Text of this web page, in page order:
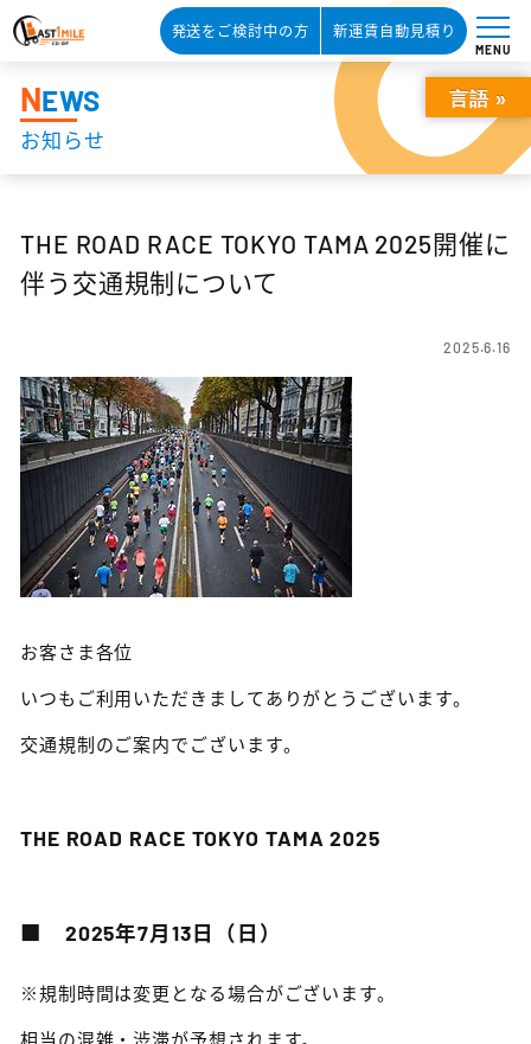
発送をご検討中の方 新運賃自動見積り
MENU
NEWS
お知らせ
THE ROAD RACE TOKYO TAMA 2025開催に
伴う交通規制について
2025.6.16
お客さま各位
いつもご利用いただきましてありがとうございます。
交通規制のご案内でございます。
THE ROAD RACE TOKYO TAMA 2025
■ 2025年7月13日（日）
※規制時間は変更となる場合がございます。
相当の混雑・渋滞が予想されます。
言語 »